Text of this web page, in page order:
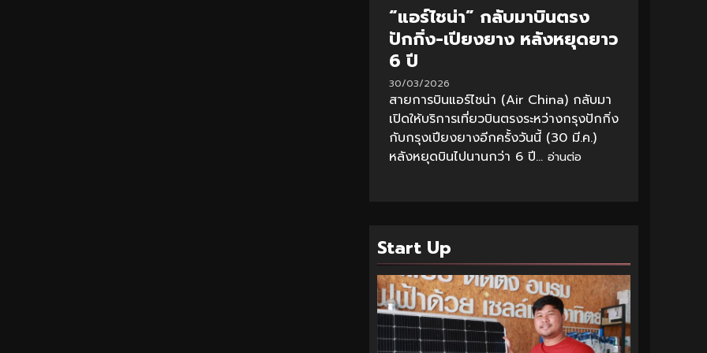
“แอร์ไชน่า” กลับมาบินตรง
ปักกิ่ง-เปียงยาง หลังหยุดยาว
6 ปี
30/03/2026
สายการบินแอร์ไชน่า (Air China) กลับมา
เปิดให้บริการเที่ยวบินตรงระหว่างกรุงปักกิ่ง
กับกรุงเปียงยางอีกครั้งวันนี้ (30 มี.ค.)
หลังหยุดบินไปนานกว่า 6 ปี... อ่านต่อ
Start Up